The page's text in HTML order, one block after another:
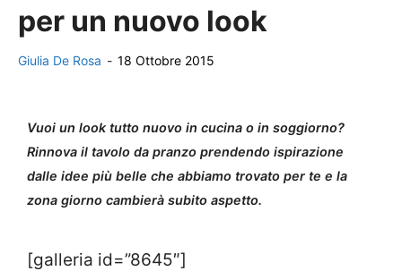
per un nuovo look
Giulia De Rosa - 18 Ottobre 2015
Vuoi un look tutto nuovo in cucina o in soggiorno?
Rinnova il tavolo da pranzo prendendo ispirazione
dalle idee più belle che abbiamo trovato per te e la
zona giorno cambierà subito aspetto.
[galleria id=”8645″]